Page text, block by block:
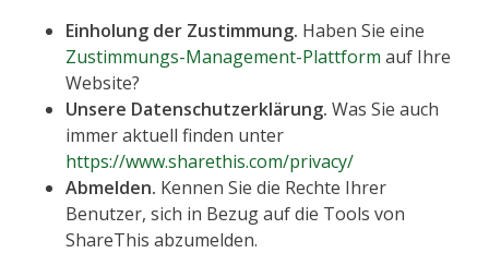
Einholung der Zustimmung. Haben Sie eine
Zustimmungs-Management-Plattform auf Ihre
Website?
Unsere Datenschutzerklärung. Was Sie auch
immer aktuell finden unter
https://www.sharethis.com/privacy/
Abmelden. Kennen Sie die Rechte Ihrer
Benutzer, sich in Bezug auf die Tools von
ShareThis abzumelden.